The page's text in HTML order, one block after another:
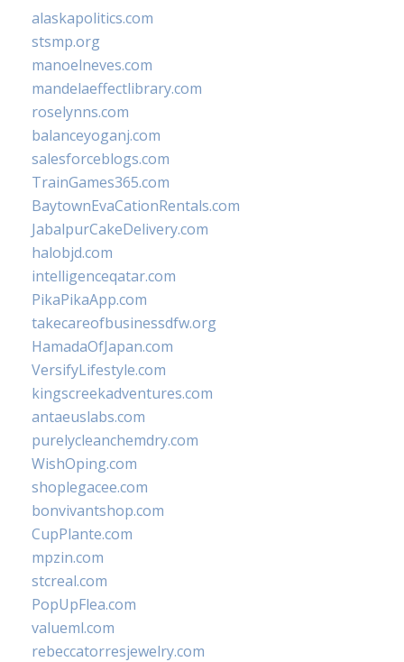
alaskapolitics.com
stsmp.org
manoelneves.com
mandelaeffectlibrary.com
roselynns.com
balanceyoganj.com
salesforceblogs.com
TrainGames365.com
BaytownEvaCationRentals.com
JabalpurCakeDelivery.com
halobjd.com
intelligenceqatar.com
PikaPikaApp.com
takecareofbusinessdfw.org
HamadaOfJapan.com
VersifyLifestyle.com
kingscreekadventures.com
antaeuslabs.com
purelycleanchemdry.com
WishOping.com
shoplegacee.com
bonvivantshop.com
CupPlante.com
mpzin.com
stcreal.com
PopUpFlea.com
valueml.com
rebeccatorresjewelry.com